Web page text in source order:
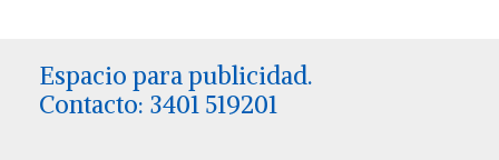
Espacio para publicidad.
Contacto: 3401 519201